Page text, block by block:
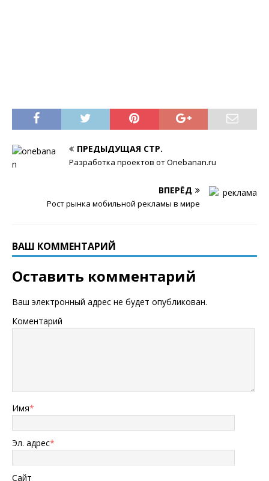
ПРЕДЫДУЩАЯ СТР.
Разработка проектов от Оnebanan.ru
ВПЕРЁД
Рост рынка мобильной рекламы в мире
ВАШ КОММЕНТАРИЙ
Оставить комментарий
Ваш электронный адрес не будет опубликован.
Коментарий
Имя*
Эл. адрес*
Сайт